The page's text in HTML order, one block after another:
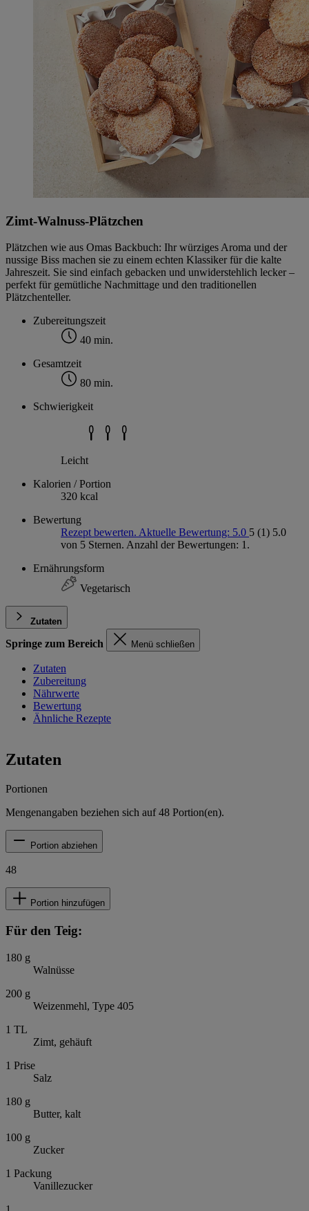
Zimt-Walnuss-Plätzchen
Plätzchen wie aus Omas Backbuch: Ihr würziges Aroma und der
nussige Biss machen sie zu einem echten Klassiker für die kalte
Jahreszeit. Sie sind einfach gebacken und unwiderstehlich lecker –
perfekt für gemütliche Nachmittage und den traditionellen
Plätzchenteller.
Zubereitungszeit
40 min.
Gesamtzeit
80 min.
Schwierigkeit
Leicht
Kalorien / Portion
320 kcal
Bewertung
Rezept bewerten. Aktuelle Bewertung: 5.0 5 (1) 5.0
von 5 Sternen. Anzahl der Bewertungen: 1.
Ernährungsform
Vegetarisch
Zutaten
Springe zum Bereich Menü schließen
Zutaten
Zubereitung
Nährwerte
Bewertung
Ähnliche Rezepte
Zutaten
Portionen
Mengenangaben beziehen sich auf48 Portion(en).
Portion abziehen
48
Portion hinzufügen
Für den Teig:
180 g
Walnüsse
200 g
Weizenmehl, Type 405
1 TL
Zimt, gehäuft
1 Prise
Salz
180 g
Butter, kalt
100 g
Zucker
1 Packung
Vanillezucker